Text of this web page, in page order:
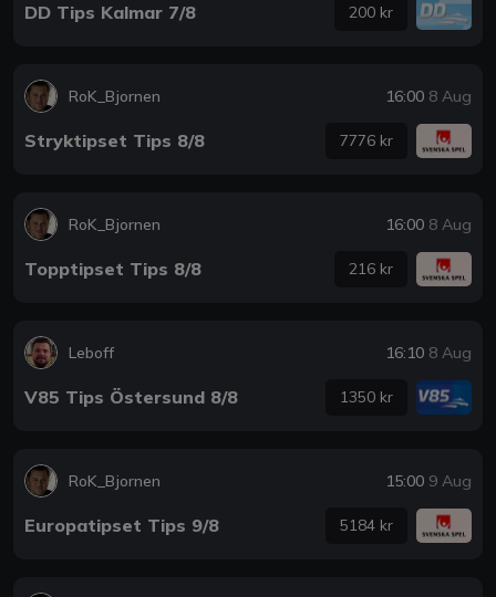
DD Tips Kalmar 7/8 200 kr
RoK_Bjornen 16:00 8 Aug
Stryktipset Tips 8/8 7776 kr
RoK_Bjornen 16:00 8 Aug
Topptipset Tips 8/8 216 kr
Leboff 16:10 8 Aug
V85 Tips Östersund 8/8 1350 kr
RoK_Bjornen 15:00 9 Aug
Europatipset Tips 9/8 5184 kr